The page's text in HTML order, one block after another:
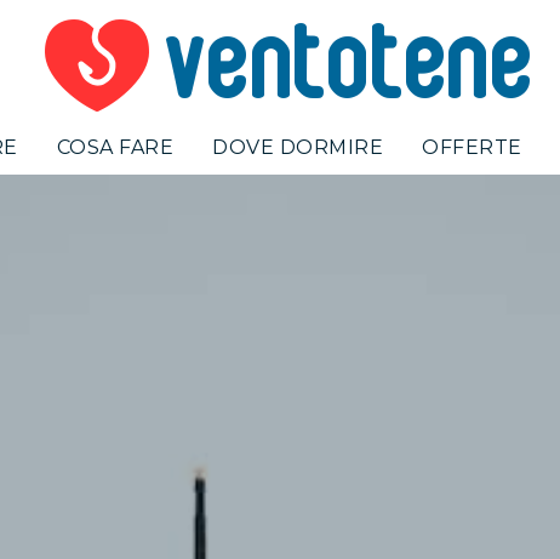
COSA FARE DOVE DORMIRE OFFERTE